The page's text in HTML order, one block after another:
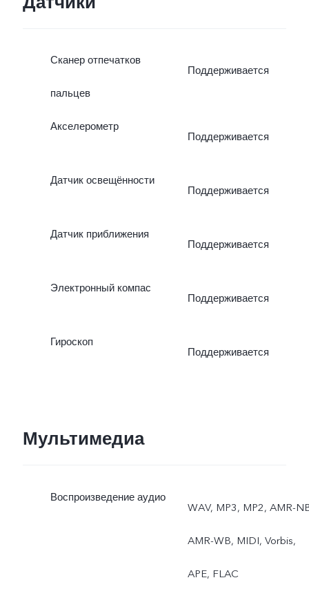
Сканер отпечатков
пальцев
Поддерживается
Акселерометр
Поддерживается
Датчик освещённости
Поддерживается
Датчик приближения
Поддерживается
Электронный компас
Поддерживается
Гироскоп
Поддерживается
Мультимедиа
Воспроизведение аудио
WAV, MP3, MP2, AMR-
AMR-WB, MIDI, Vorbis,
APE, FLAC